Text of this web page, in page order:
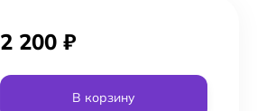
2 200 ₽
В корзину